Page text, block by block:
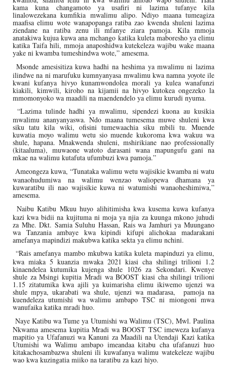
kama kuna changamoto ya usafiri ni lazima tufanye kila
linalowezekana kumfikia mwalimu alipo. Ndiyo maana tumeagiza
maafisa elimu wote wanapopanga ratiba zao kwenda shuleni lazima
ziendane na ratiba zenu ili mfanye ziara pamoja. Kila mmoja
anatakiwa kujua kuwa ana mchango katika kuleta maboresho ya elimu
katika Taifa hili, mmoja anaposhidwa kutekeleza wajibu wake maana
yake ni kwamba tumeshindwa wote,” amesema.
Msonde amesisitiza kuwa hadhi na heshima ya mwalimu ni lazima
ilindwe na ni marufuku kumnyanyasa mwalimu kwa namna yoyote ile
kwani kufanya hivyo kunamwondolea morali ya kulea wanafunzi
kiakili, kimwili, kiroho na kijamii na hivyo kutokea ongezeko la
mmomonyoko wa maadili na maendendelo ya elimu kurudi nyuma.
“Lazima tulinde hadhi ya mwalimu, sipendezi kuona au kusikia
mwalimu ananyanyaswa. Ndo maana tumesema muwe shuleni kwa
siku tatu kila wiki, ofisini tumewaachia siku mbili tu. Muende
kuwatia moyo walimu wetu sio muende kukoroma kwa wakuu wa
shule, hapana. Mnakwenda shuleni, mshirikiane nao professionally
(kitaaluma), muwaone watoto darasani wana mapungufu gani na
mkae na walimu kutafuta ufumbuzi kwa pamoja.”
Ameongeza kuwa, “Tunataka walimu wetu wajisikie kwamba ni watu
wanaohudumiwa na walimu wenzao waliopewa dhamana ya
kuwaratibu ili nao wajisikie kuwa ni watumishi wanaoheshimiwa,”
amesema.
Naibu Katibu Mkuu huyo alihitimisha kwa kusema kuwa kufanya
kazi kwa bidii na kujituma ni moja ya njia za kuunga mkono juhudi
za Mhe. Dkt. Samia Suluhu Hassan, Rais wa Jamhuri ya Muungano
wa Tanzania ambaye kwa kipindi kifupi alichokaa madarakani
amefanya mapindizi makubwa katika sekta ya elimu nchini.
“Rais amefanya mambo mkubwa katika kuleta mapinduzi ya elimu,
kwa miaka 5 kuanzia mwaka 2021 kiasi cha shilingi trilioni 1.2
kinaendelea kutumika kujenga shule 1026 za Sekondari. Kwenye
shule za Msingi kupitia Mradi wa BOOST kiasi cha shilingi trilioni
1.15 zitatumika kwa ajili ya kuimarisha elimu ikiwemo ujenzi wa
shule mpya, ukarabati wa shule, ujenzi wa madarasa, pamoja na
kuendeleza utumishi wa walimu ambapo TSC ni miongoni mwa
wanufaika katika mradi huo.
Naye Katibu wa Tume ya Utumishi wa Walimu (TSC), Mwl. Paulina
Nkwama amesema kupitia Mradi wa BOOST TSC imeweza kufanya
mapitio ya Ufafanuzi wa Kanuni za Maadili na Utendaji Kazi katika
Utumishi wa Walimu ambapo imeandaa kitabu cha ufafanuzi huo
kitakachosambazwa shuleni ili kuwafanya walimu watekeleze wajibu
wao kwa kuzingatia miiko na taratibu za kazi hiyo.